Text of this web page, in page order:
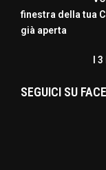
finestra della tua
già aperta
I
SEGUICI SU